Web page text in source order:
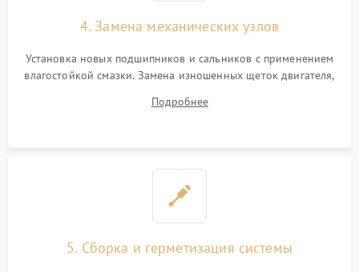
4. Замена механических узлов
Установка новых подшипников и сальников с применением
влагостойкой смазки. Замена изношенных щеток двигателя,
или поврежденной резиновой манжеты.
Подробнее
5. Сборка и герметизация системы